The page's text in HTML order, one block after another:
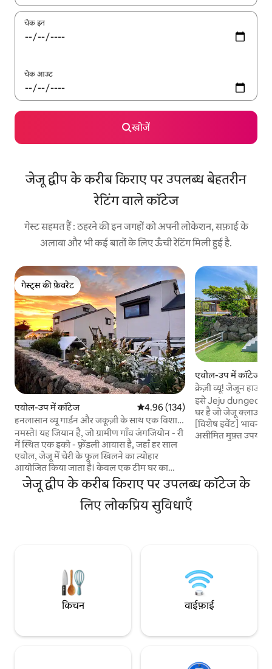
चेक इन
चेक आउट
खोजें
जेजू द्वीप के करीब किराए पर उपलब्ध बेहतरीन
रेटिंग वाले कॉटेज
गेस्ट सहमत हैं : ठहरने की इन जगहों को अपनी लोकेशन, सफ़ाई के
अलावा और भी कई बातों के लिए ऊँची रेटिंग मिली हुई है.
गेस्ट्स की फ़ेवरेट
गेस्ट्स की फ़ेवरेट
एवोल-उप में कॉटेज औसत रेटिंग 5 में से 4.96, 134 समीक्षाएँ
4.96 (134)
हनलासान व्यू गार्डन और जकूज़ी के साथ एक विशाल
निजी घर -अंदर
नमस्ते। यह जियान है, जो ग्रामीण गाँव जंगजियोन - री
में स्थित एक इको - फ़्रेंडली आवास है, जहाँ हर साल
एवोल, जेजू में चेरी के फूल खिलने का त्योहार
आयोजित किया जाता है। केवल एक टीम घर का
उपयोग करेगी, साथ ही विशाल डेक, बगीचा और
जकूज़ी प्रति दिन। हमारे आवास को पारिवारिक
यात्राओं के लिए अनुकूलित किया गया है और इसमें 4
लोगों के आधार पर अधिकतम 6 लोग रह सकते हैं।
जीवों का सामान साथ लाना होगा। पालतू जीवों पर
मेहमानों के सामान (बर्तन, कंबल, तौलिए वगैरह) का
इस्तेमाल कभी नहीं किया जाना चाहिए। फ़र्नीचर,
सोफ़े, कपड़े वगैरह को नुकसान पहुँचने की स्थिति में,
बगीचे में पेड़ों, पौधों को चिह्नित करने से बचने की
कोशिश करें। जब मार्किंग होगी, तो पौधे मर जाएँगे।
एवोल-उप में कॉटेज
क्रेज़ी व्यू! जेजून
पूल विला + फ़िनिश
देख रहा है
इसे Jeju dungeon
घर है जो जेजू क्लाउड के
[विशेष इवेंट]
असीमित मुफ़्त उपयोग! [कमरे की संरचना] इनडोर
(प्रत्येक 1 क्वीन),
इलेक्ट्रिक ग्रिल
भुगतान [आउटडोर ओपन - एयर बाथरूम] उपयोग
शुल्क: 30,000 वॉन
भुगतान [फ़ायरप्लेस] जलने का समय लगभग 2 घंटे
रात की ग्रिलिंग
जेजू द्वीप के करीब किराए पर उपलब्ध कॉटेज के
लिए लोकप्रिय सुविधाएँ
किचन वाईफ़ाई